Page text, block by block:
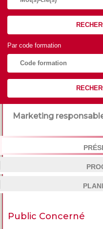
Par code formation
Marketing
Public Concerné